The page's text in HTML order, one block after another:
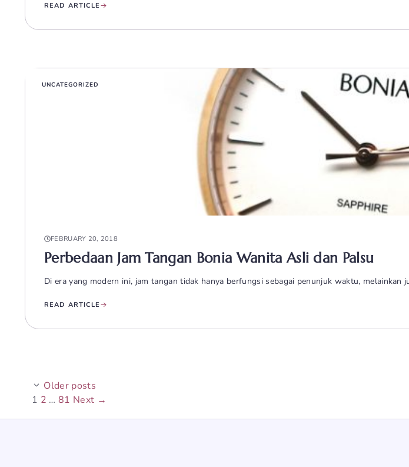
READ ARTICLE
UNCATEGORIZED
FEBRUARY 20, 2018
Perbedaan Jam Tangan Bonia Wanita Asli dan Palsu
Di era yang modern ini, jam tangan tidak hanya berfungsi sebagai penunjuk waktu, melainkan
READ ARTICLE
Older posts
Page
1 Page
2 … Page
81 Next →